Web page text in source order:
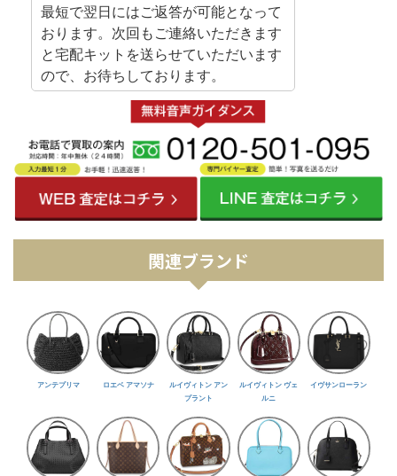
最短で翌日にはご返答が可能となって
おります。次回もご連絡いただきます
と宅配キットを送らせていただいます
ので、お待ちしております。
関連ブランド
アンテプリマ ロエベ アマソナ
ルイヴィトン アン
プラント
ルイヴィトン ヴェ
ルニ
イヴサンローラン